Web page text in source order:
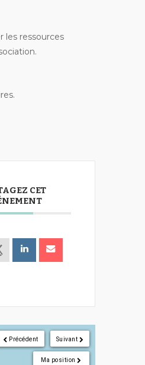
les ressources
CET
Suivant
Précédent
Ma position